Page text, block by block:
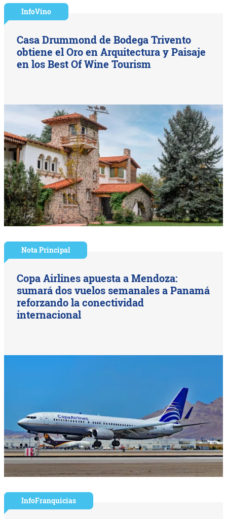
InfoVino
Casa Drummond de Bodega Trivento
obtiene el Oro en Arquitectura y Paisaje
en los Best Of Wine Tourism
Nota Principal
Copa Airlines apuesta a Mendoza:
sumará dos vuelos semanales a Panamá
reforzando la conectividad
internacional
InfoFranquicias